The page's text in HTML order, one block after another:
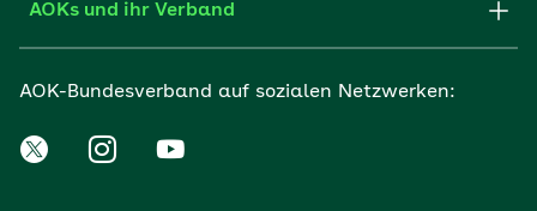
AOKs und ihr Verband
AOK-Bundesverband auf sozialen Netzwerken: